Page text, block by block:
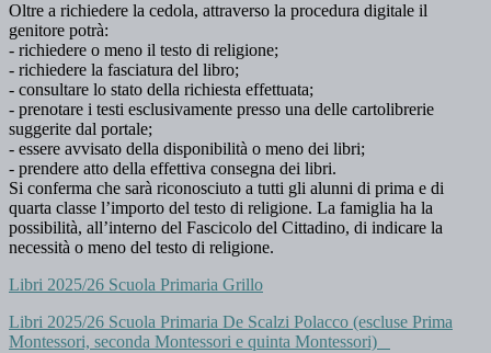
Oltre a richiedere la cedola, attraverso la procedura digitale il
genitore potrà:
- richiedere o meno il testo di religione;
- richiedere la fasciatura del libro;
- consultare lo stato della richiesta effettuata;
- prenotare i testi esclusivamente presso una delle cartolibrerie
suggerite dal portale;
- essere avvisato della disponibilità o meno dei libri;
- prendere atto della effettiva consegna dei libri.
Si conferma che sarà riconosciuto a tutti gli alunni di prima e di
quarta classe l’importo del testo di religione. La famiglia ha la
possibilità, all’interno del Fascicolo del Cittadino, di indicare la
necessità o meno del testo di religione.
Libri 2025/26 Scuola Primaria Grillo
Libri 2025/26 Scuola Primaria De Scalzi Polacco (escluse Prima
Montessori, seconda Montessori e quinta Montessori)